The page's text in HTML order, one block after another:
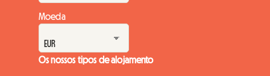
Moeda
Os nossos tipos de alojamento